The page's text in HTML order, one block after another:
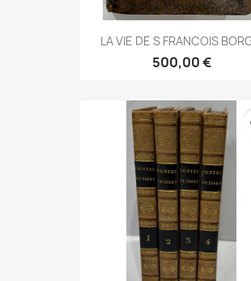
LA VIE DE S FRANCOIS
500,00 €